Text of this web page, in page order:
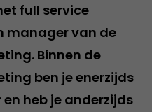
full service
manager van de
Binnen de
ben je enerzijds
heb je anderzijds